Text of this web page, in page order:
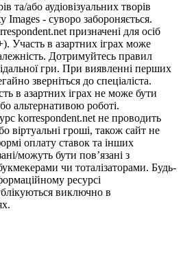
та/або аудіовізуальних творів
Images - суворо забороняється.
призначені для осіб
Участь в азартних іграх може
Дотримуйтесь правил
гри. При виявленні перших
зверніться до спеціаліста.
в азартних іграх не може бути
альтернативою роботі.
korrespondent.net не проводить
віртуальні гроші, також сайт не
оплату ставок та інших
можуть бути пов’язані з
чи тоталізаторами. Будь-
ресурсі
виключно в